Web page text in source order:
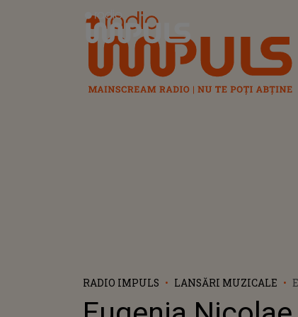
Radio Impuls
RADIO IMPULS LANSĂRI MUZICALE